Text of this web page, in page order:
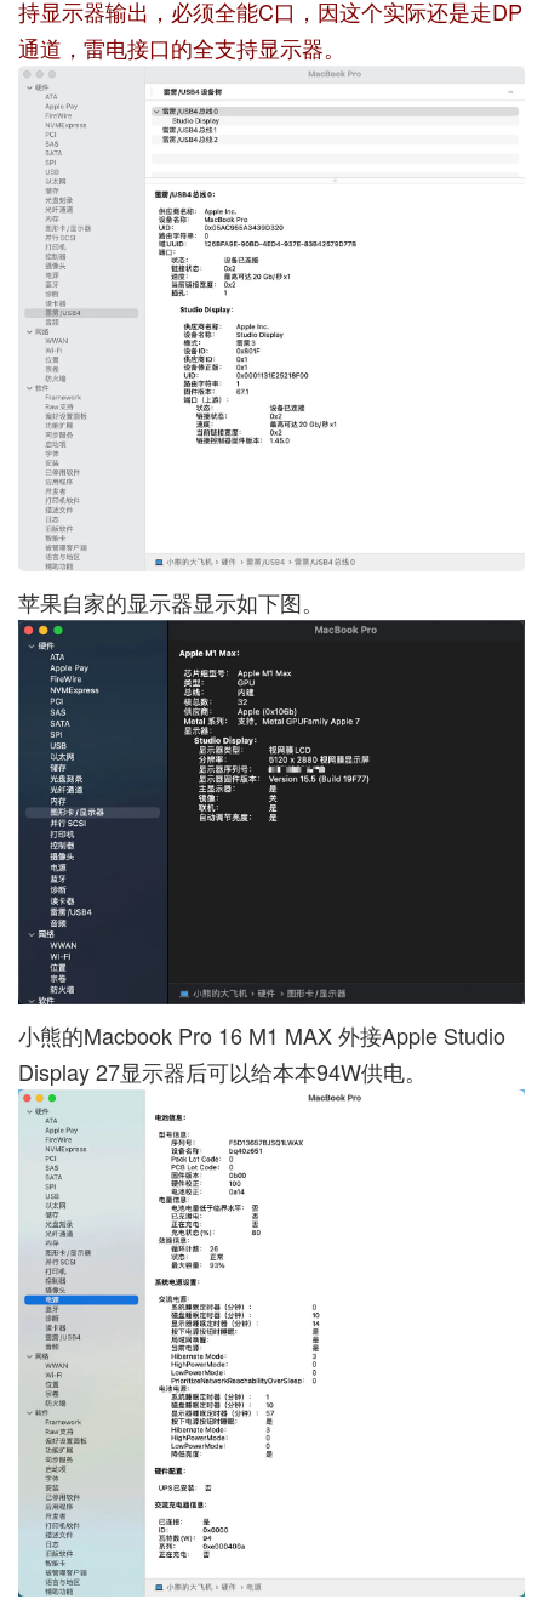
持显示器输出，必须全能C口，因这个实际还是走DP
通道，雷电接口的全支持显示器。
苹果自家的显示器显示如下图。
小熊的Macbook Pro 16 M1 MAX 外接Apple Studio
Display 27显示器后可以给本本94W供电。